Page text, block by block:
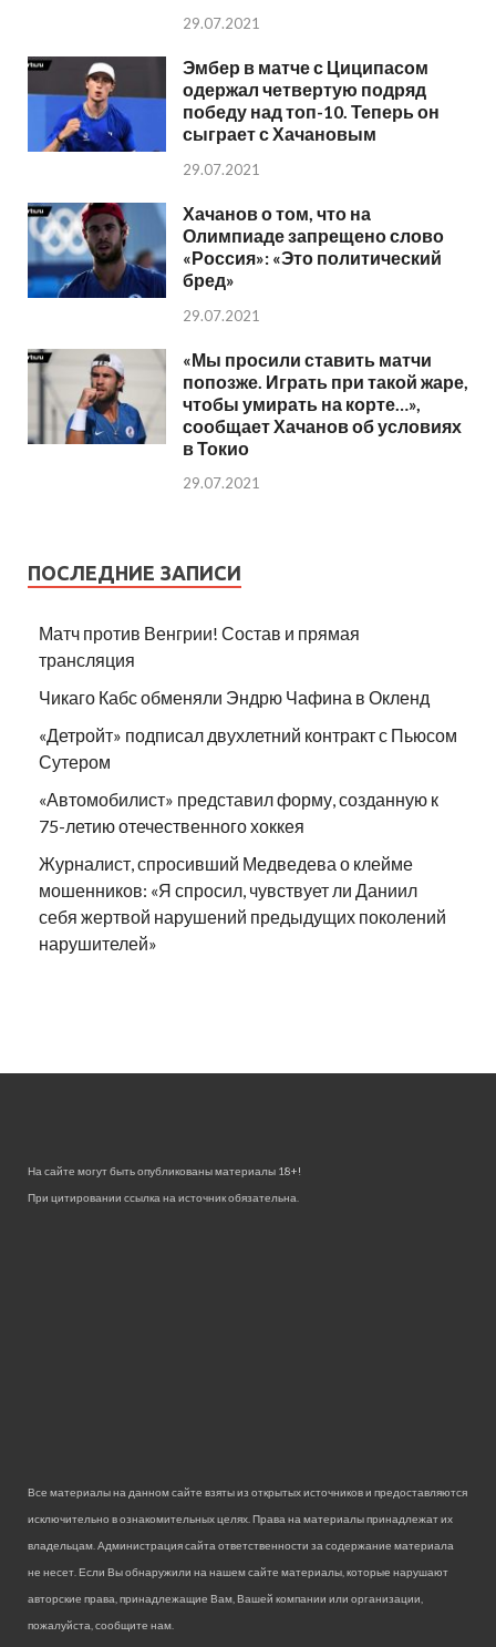
29.07.2021
Эмбер в матче с Циципасом
одержал четвертую подряд
победу над топ-10. Теперь он
сыграет с Хачановым
29.07.2021
Хачанов о том, что на
Олимпиаде запрещено слово
«Россия»: «Это политический
бред»
29.07.2021
«Мы просили ставить матчи
попозже. Играть при такой жаре,
чтобы умирать на корте…»,
сообщает Хачанов об условиях
в Токио
29.07.2021
ПОСЛЕДНИЕ ЗАПИСИ
Матч против Венгрии! Состав и прямая
трансляция
Чикаго Кабс обменяли Эндрю Чафина в Окленд
«Детройт» подписал двухлетний контракт с Пьюсом
Сутером
«Автомобилист» представил форму, созданную к
75-летию отечественного хоккея
Журналист, спросивший Медведева о клейме
мошенников: «Я спросил, чувствует ли Даниил
себя жертвой нарушений предыдущих поколений
нарушителей»
На сайте могут быть опубликованы материалы 18+!
При цитировании ссылка на источник обязательна.
Все материалы на данном сайте взяты из открытых источников и предоставляются
исключительно в ознакомительных целях. Права на материалы принадлежат их
владельцам. Администрация сайта ответственности за содержание материала
не несет. Если Вы обнаружили на нашем сайте материалы, которые нарушают
авторские права, принадлежащие Вам, Вашей компании или организации,
пожалуйста, сообщите нам.